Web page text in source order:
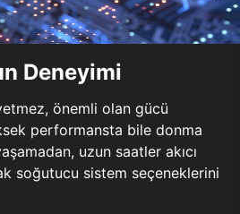
Deneyimi
önemli olan gücü
performansta bile donma
uzun saatler akıcı
soğutucu sistem seçeneklerini